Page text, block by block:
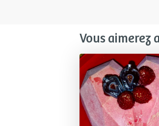
Vous aimerez